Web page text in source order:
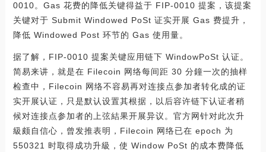
0010。Gas 花费的降低关键得益于 FIP-0010 提案，该提案
关键对于 Submit Windowed PoSt 证实开展 Gas 费提升，
降低 Windowed Post 环节的 Gas 使用量。
据了解，FIP-0010 提案关键应用链下 WindowPoSt 认证。
简易来讲，就是在 Filecoin 网络每间距 30 分鐘一次的抽样
检查中，Filecoin 网络不容易再对连接点参加者转化成的证
实开展认证，只是默认设置其根据，以后容许链下认证者稍
候对连接点参加者的上弦結果开展异议。官方网针对此次升
級颇自信心，曾发推表明，Filecoin 网络已在 epoch 为
550321 时取得成功升級，使 Window PoSt 的成本费降低